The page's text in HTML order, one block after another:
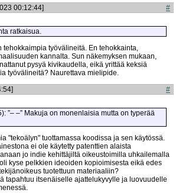
00:12:44] #
ratkaisua.
tehokkaimpia työvälineitä. En tehokkainta,
kannalta. Sun näkemyksen mukaan,
pysyä kivikaudella, eikä yrittää keksiä
työvälineitä? Naurettava mielipide.
#
”– –” Makuja on monenlaisia mutta on typerää
"tekoälyn" tuottamassa koodissa ja sen käytössä.
ei ole käytetty patenttien alaista
jo indie kehittäjiltä oikeustoimilla uhkailemalla
kyse pelkkien ideoiden kopioimisesta eikä edes
tuotettuun materiaaliin?
tapahtuu itsenäiselle ajattelukyvylle ja luovuudelle